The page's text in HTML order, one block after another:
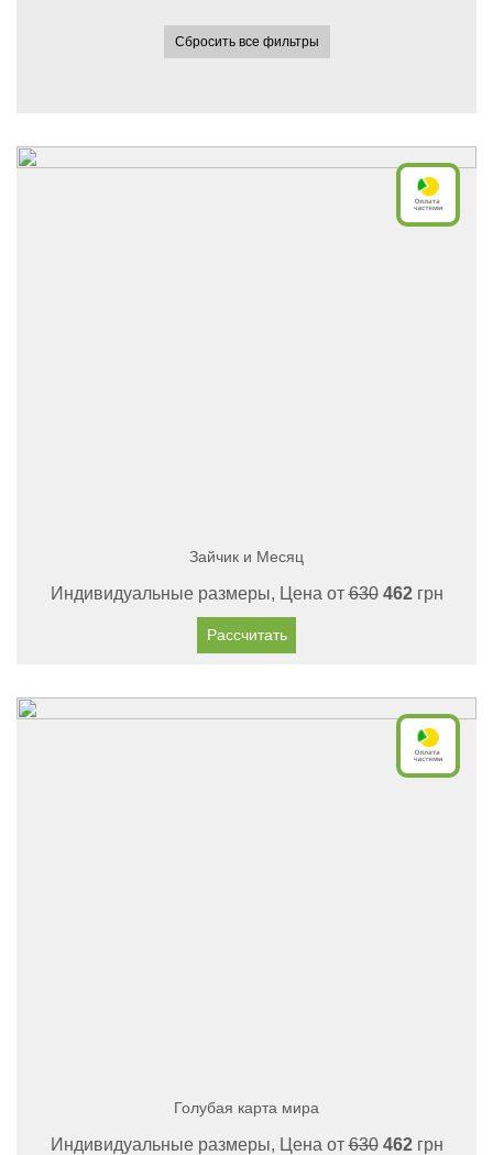
Сбросить все фильтры
Зайчик и Месяц
Индивидуальные размеры, Цена от630 462грн
Рассчитать
Голубая карта мира
Индивидуальные размеры, Цена от630 462грн